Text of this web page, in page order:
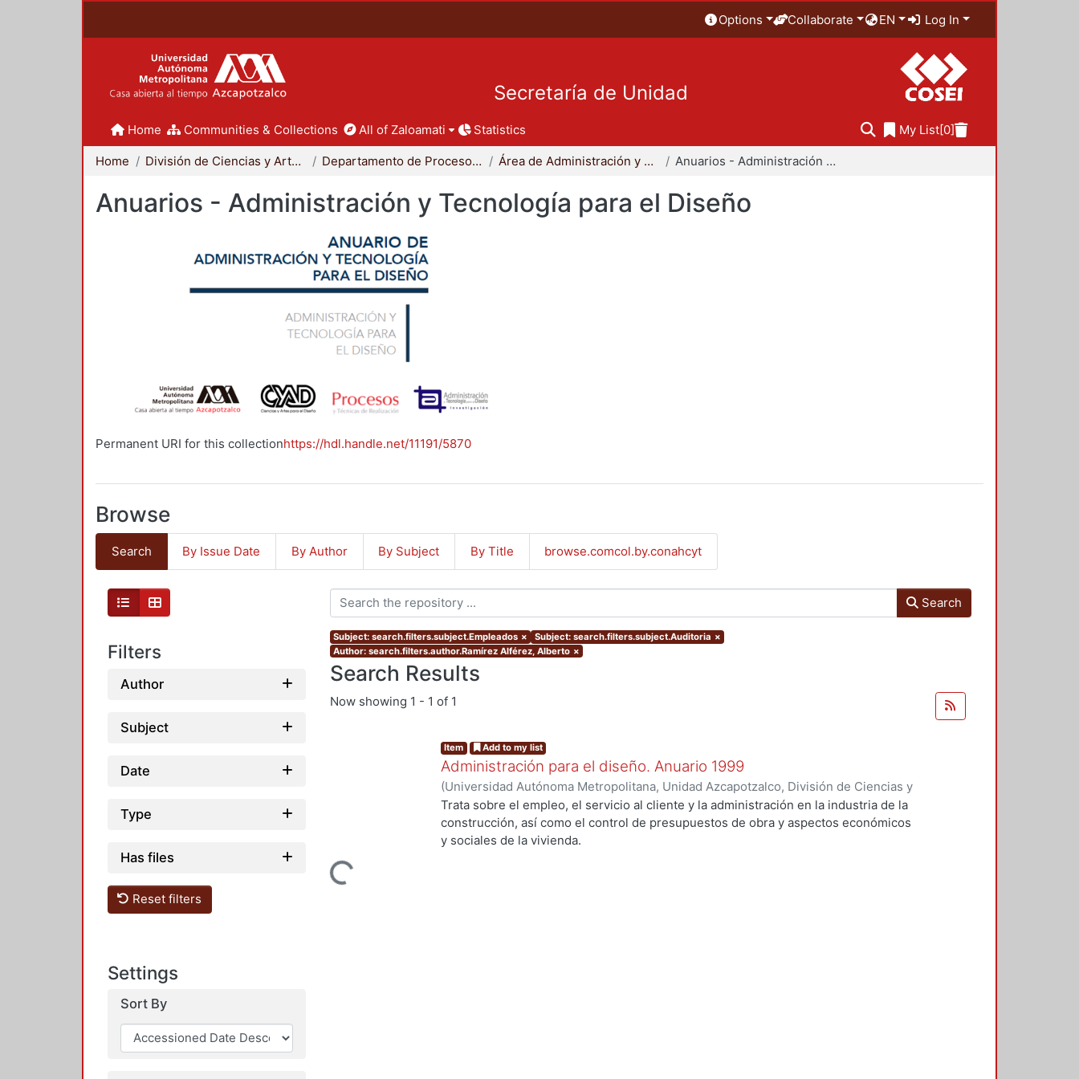
Options Collaborate EN Log In
Secretaría de Unidad
Home Communities & Collections All of Zaloamati Statistics My List[0]
Home División de Ciencias y Artes para el Diseño Departamento de Procesos y Técnicas de Realización Área de Administración y Tecnología para el Diseño Anuarios - Administración y Tecnología para el Diseño
Anuarios - Administración y Tecnología para el Diseño
Permanent URI for this collectionhttps://hdl.handle.net/11191/5870
Browse
Search By Issue Date By Author By Subject By Title browse.comcol.by.conahcyt
Filters
Author
Subject
Date
Type
Has files
Reset filters
Settings
Sort By
Search
Subject: search.filters.subject.Empleados × Subject: search.filters.subject.Auditoria ×
Author: search.filters.author.Ramírez Alférez, Alberto ×
Search Results
Now showing 1 - 1 of 1
Loading...
Item Add to my list
Administración para el diseño. Anuario 1999
(Universidad Autónoma Metropolitana, Unidad Azcapotzalco, División de Ciencias y
Artes para el Diseño, Departamento de Procesos y Técnicas de Realización,1999)
Poó Rubio, Aurora;Cervantes Abarca, Alejandro;Vilchis Salazar, Rubén;Carpio
Utrilla, César Jorge;Rodríguez Martínez, Jorge
Trata sobre el empleo, el servicio al cliente y la administración en la industria de la
construcción, así como el control de presupuestos de obra y aspectos económicos
y sociales de la vivienda.